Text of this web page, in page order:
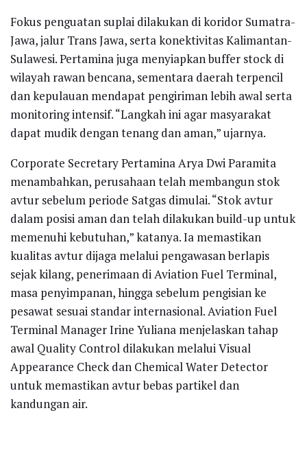
Fokus penguatan suplai dilakukan di koridor Sumatra-
Jawa, jalur Trans Jawa, serta konektivitas Kalimantan-
Sulawesi. Pertamina juga menyiapkan buffer stock di
wilayah rawan bencana, sementara daerah terpencil
dan kepulauan mendapat pengiriman lebih awal serta
monitoring intensif. “Langkah ini agar masyarakat
dapat mudik dengan tenang dan aman,” ujarnya.
Corporate Secretary Pertamina Arya Dwi Paramita
menambahkan, perusahaan telah membangun stok
avtur sebelum periode Satgas dimulai. “Stok avtur
dalam posisi aman dan telah dilakukan build-up untuk
memenuhi kebutuhan,” katanya. Ia memastikan
kualitas avtur dijaga melalui pengawasan berlapis
sejak kilang, penerimaan di Aviation Fuel Terminal,
masa penyimpanan, hingga sebelum pengisian ke
pesawat sesuai standar internasional. Aviation Fuel
Terminal Manager Irine Yuliana menjelaskan tahap
awal Quality Control dilakukan melalui Visual
Appearance Check dan Chemical Water Detector
untuk memastikan avtur bebas partikel dan
kandungan air.